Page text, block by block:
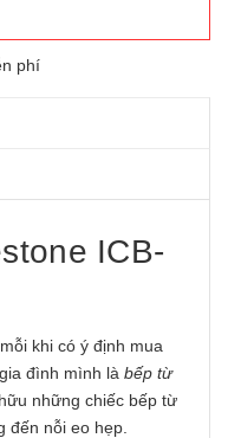
phí
ICB-
khi có ý định mua
đình mình là bếp từ
những chiếc bếp từ
đến nỗi eo hẹp.